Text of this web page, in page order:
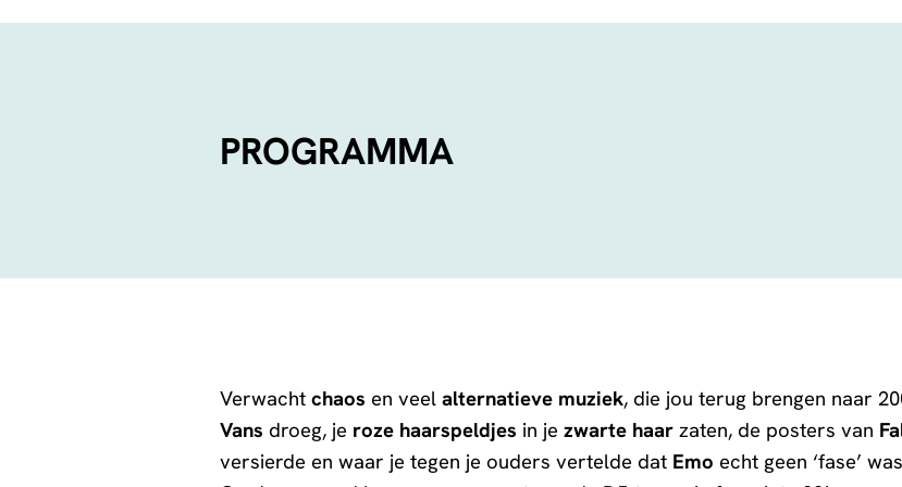
PROGRAMMA
Verwacht chaos en veel alternatieve muziek, die jou terug brengen naar
Vans droeg, je roze haarspeldjes in je zwarte haarzaten, de posters van
versierde en waar je tegen je ouders vertelde dat Emo echt geen ‘fase’